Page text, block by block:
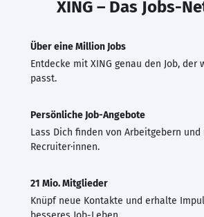
XING – Das Jobs-
Über eine Million Jobs
Entdecke mit XING genau den Job, der
passt.
Persönliche Job-Angebote
Lass Dich finden von Arbeitgebern und
Recruiter·innen.
21 Mio. Mitglieder
Knüpf neue Kontakte und erhalte